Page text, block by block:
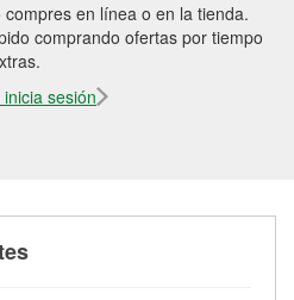
en línea o en la tienda.
comprando ofertas por tiempo
sesión